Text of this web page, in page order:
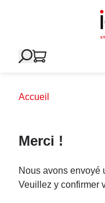
Accueil
Merci !
Nous avons envoyé
Veuillez y confirmer